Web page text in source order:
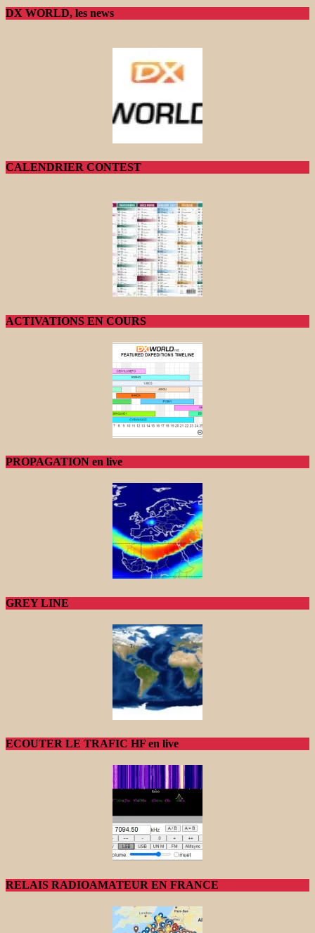
DX WORLD, les news
CALENDRIER CONTEST
ACTIVATIONS EN COURS
PROPAGATION en live
GREY LINE
ECOUTER LE TRAFIC HF en live
RELAIS RADIOAMATEUR EN FRANCE